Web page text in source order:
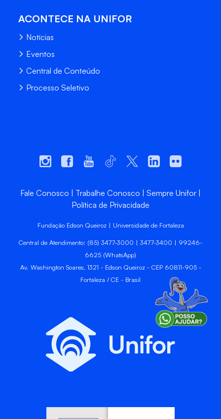
ACONTECE NA UNIFOR
Notícias
Eventos
Central de Conteúdo
Processo Seletivo
Fale Conosco Trabalhe Conosco
Sempre Unifor
Política de Privacidade
Fundação Edson Queiroz | Universidade de Fortaleza
Central de Atendimento: (85) 3477-3000 | 3477-3400 | 99246-
6625 (WhatsApp)
Av. Washington Soares, 1321 - Edson Queiroz - CEP 60811-905 -
Fortaleza / CE - Brasil